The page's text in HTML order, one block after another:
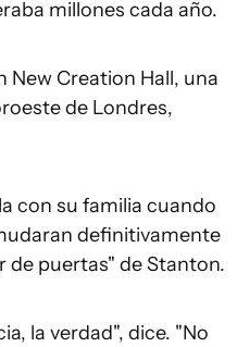
millones cada año.
New Creation Hall, una
de Londres,
con su familia cuando
definitivamente
de puertas" de Stanton.
la verdad", dice. "No